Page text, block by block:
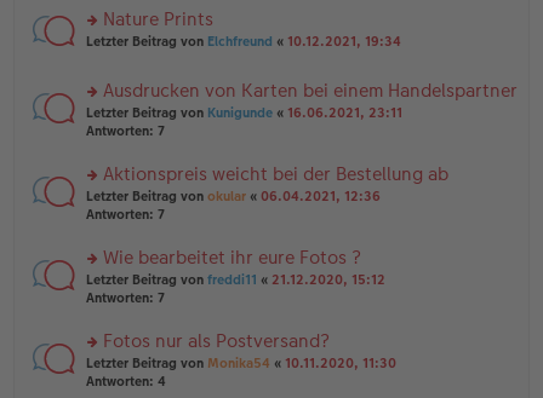
tr
a
e
n
ei
tr
a
n
g
es
e
n
er
ei
tr
a
rs
u
n
g
es
e
n
er
ei
tr
a
Nature Prints
Letzter Beitrag von Elchfreund « 10.12.2021, 19:34
rs
te
n
g
el
e
n
er
tr
a
g
Ausdrucken von Karten bei einem Handelspartner
Letzter Beitrag von Kunigunde « 16.06.2021, 23:11
Antworten: 7
rs
te
n
g
el
e
n
er
Aktionspreis weicht bei der Bestellung ab
Letzter Beitrag von okular « 06.04.2021, 12:36
Antworten: 7
rs
te
n
g
el
Wie bearbeitet ihr eure Fotos ?
Letzter Beitrag von freddi11 « 21.12.2020, 15:12
Antworten: 7
rs
te
Fotos nur als Postversand?
Letzter Beitrag von Monika54 « 10.11.2020, 11:30
Antworten: 4